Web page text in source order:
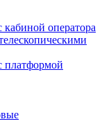
оператора
платформой